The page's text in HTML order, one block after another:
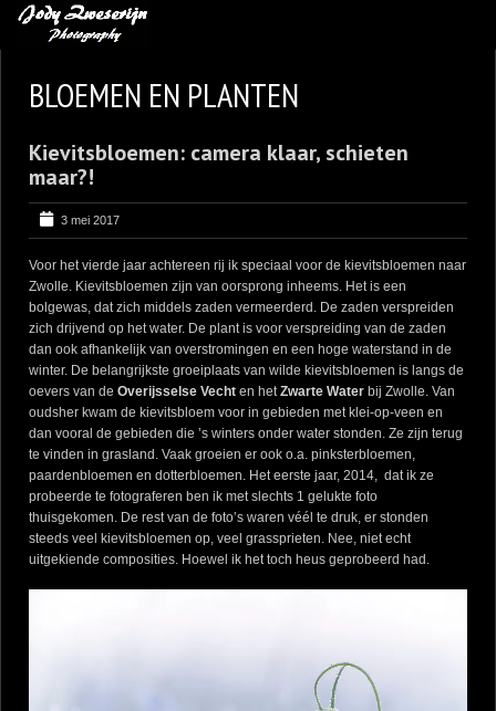
BLOG
LEREN VAN KUNST
OVER MIJ
CONTACT
BLOEMEN EN PLANTEN
Kievitsbloemen: camera klaar, schieten
maar?!
3 mei 2017
Voor het vierde jaar achtereen rij ik speciaal voor de kievitsbloemen naar
Zwolle. Kievitsbloemen zijn van oorsprong inheems. Het is een
bolgewas, dat zich middels zaden vermeerderd. De zaden verspreiden
zich drijvend op het water. De plant is voor verspreiding van de zaden
dan ook afhankelijk van overstromingen en een hoge waterstand in de
winter. De belangrijkste groeiplaats van wilde kievitsbloemen is langs de
oevers van de Overijsselse Vecht en hetZwarte Water bij Zwolle. Van
oudsher kwam de kievitsbloem voor in gebieden met klei-op-veen en
dan vooral de gebieden die ’s winters onder water stonden. Ze zijn terug
te vinden in grasland. Vaak groeien er ook o.a. pinksterbloemen,
paardenbloemen en dotterbloemen. Het eerste jaar, 2014, dat ik ze
probeerde te fotograferen ben ik met slechts 1 gelukte foto
thuisgekomen. De rest van de foto’s waren véél te druk, er stonden
steeds veel kievitsbloemen op, veel grassprieten. Nee, niet echt
uitgekiende composities. Hoewel ik het toch heus geprobeerd had.